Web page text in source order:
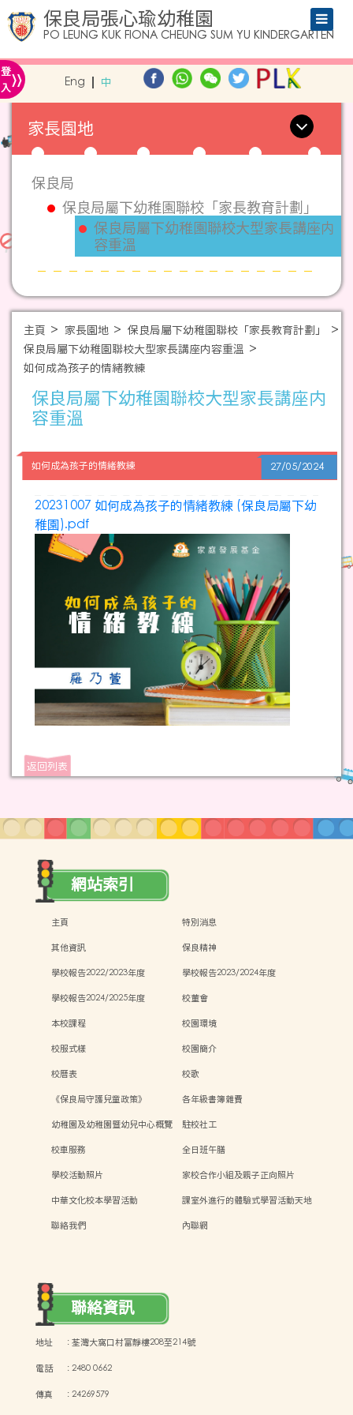
保良局張心瑜幼稚園
PO LEUNG KUK FIONA CHEUNG SUM YU KINDERGARTEN
登
入» Eng 中
家長園地
保良局
保良局屬下幼稚園聯校「家長教育計劃」
保良局屬下幼稚園聯校大型家長講座内
容重溫
主頁 家長園地
保良局屬下幼稚園聯校「家長教育計劃」
保良局屬下幼稚園聯校大型家長講座内容重溫
如何成為孩子的情緒教練
保良局屬下幼稚園聯校大型家長講座内
容重溫
如何成為孩子的情緒教練 27/05/2024
20231007 如何成為孩子的情緒教練 (保良局屬下幼
稚園).pdf
返回列表
網站索引
主頁
特別消息
其他資訊
保良精神
學校報告2022/2023年度
學校報告2023/2024年度
學校報告2024/2025年度
校董會
本校課程
校園環境
校服式樣
校園簡介
校曆表
校歌
《保良局守護兒童政策》
各年級書簿雜費
幼稚園及幼稚園暨幼兒中心概覽
駐校社工
校車服務
全日班午膳
學校活動照片
家校合作小組及親子正向照片
中華文化校本學習活動
課室外進行的體驗式學習活動天地
聯絡我們
內聯網
聯絡資訊
地址 :荃灣大窩口村富靜樓208至214號
電話 :2480 0662
傳真 :24269579